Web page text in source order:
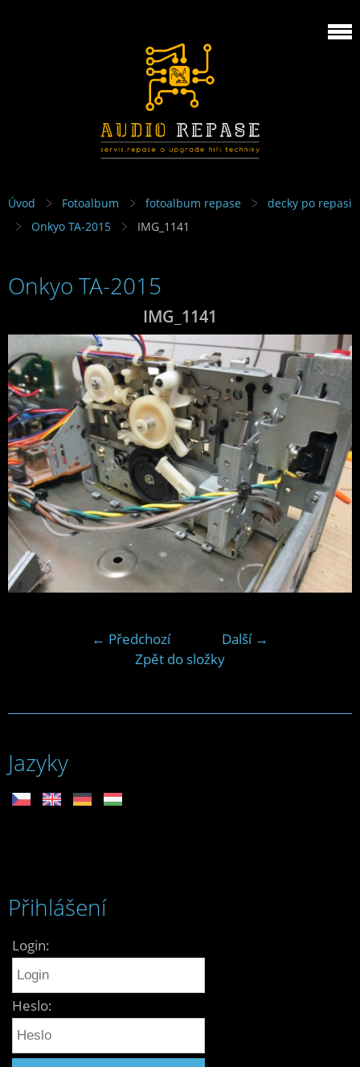
Úvod Fotoalbum fotoalbum repase
decky po repasi
Onkyo TA-2015
IMG_1141
Onkyo TA-2015
IMG_1141
← Předchozí
Další →
Zpět do složky
Jazyky
Přihlášení
Login:
Heslo: